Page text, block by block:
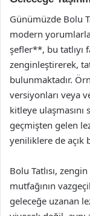
Günümüzde Bolu
modern yorumlarla
şefler**, bu tatlıyı
zenginleştirerek,
bulunmaktadır.
versiyonları veya
kitleye ulaşmasını
geçmişten gelen
yeniliklere de açık
Bolu Tatlısı,
mutfağının
geleceğe uzanan